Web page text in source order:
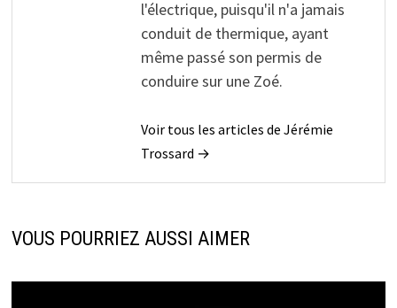
l'électrique, puisqu'il n'a jamais
conduit de thermique, ayant
même passé son permis de
conduire sur une Zoé.
Voir tous les articles de Jérémie
Trossard →
VOUS POURRIEZ AUSSI AIMER